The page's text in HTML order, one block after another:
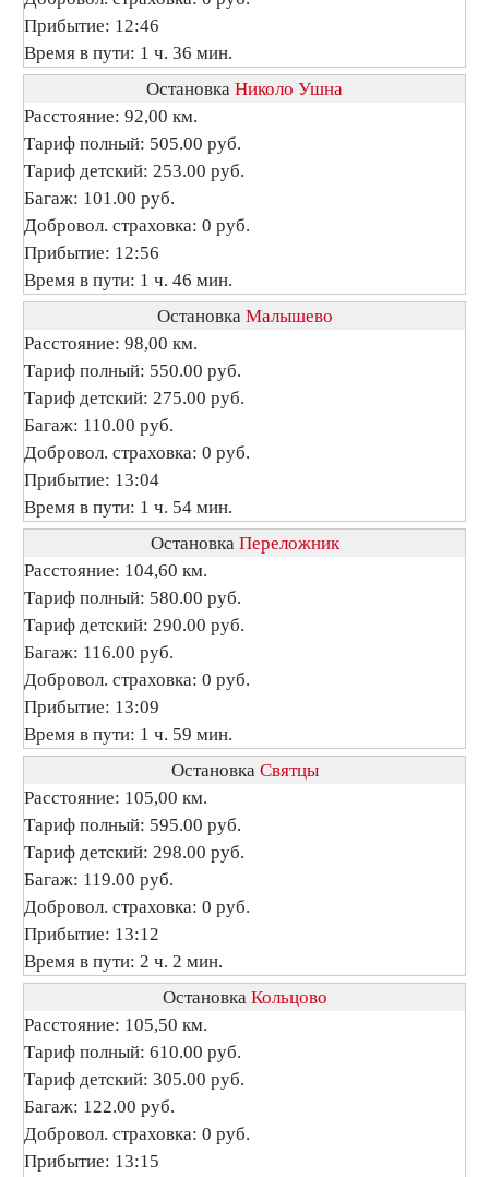
Прибытие: 12:46
Время в пути: 1 ч. 36 мин.
Остановка Николо Ушна
Расстояние: 92,00 км.
Тариф полный: 505.00 руб.
Тариф детский: 253.00 руб.
Багаж: 101.00 руб.
Добровол. страховка: 0 руб.
Прибытие: 12:56
Время в пути: 1 ч. 46 мин.
Остановка Малышево
Расстояние: 98,00 км.
Тариф полный: 550.00 руб.
Тариф детский: 275.00 руб.
Багаж: 110.00 руб.
Добровол. страховка: 0 руб.
Прибытие: 13:04
Время в пути: 1 ч. 54 мин.
Остановка Переложник
Расстояние: 104,60 км.
Тариф полный: 580.00 руб.
Тариф детский: 290.00 руб.
Багаж: 116.00 руб.
Добровол. страховка: 0 руб.
Прибытие: 13:09
Время в пути: 1 ч. 59 мин.
Остановка Святцы
Расстояние: 105,00 км.
Тариф полный: 595.00 руб.
Тариф детский: 298.00 руб.
Багаж: 119.00 руб.
Добровол. страховка: 0 руб.
Прибытие: 13:12
Время в пути: 2 ч. 2 мин.
Остановка Кольцово
Расстояние: 105,50 км.
Тариф полный: 610.00 руб.
Тариф детский: 305.00 руб.
Багаж: 122.00 руб.
Добровол. страховка: 0 руб.
Прибытие: 13:15